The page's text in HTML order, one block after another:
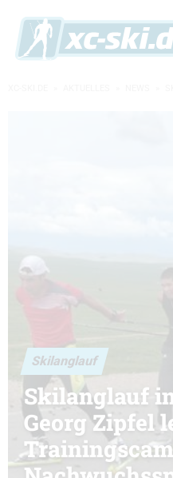
Skilanglauf
Skilanglauf
Georg Zipfel